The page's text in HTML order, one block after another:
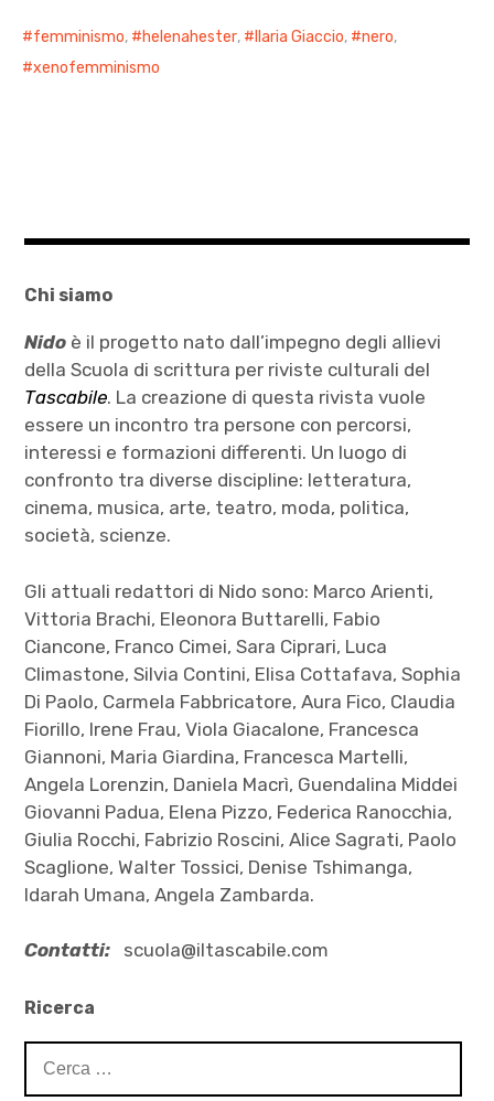
femminismo, helenahester, Ilaria Giaccio, nero,
xenofemminismo
Chi siamo
Nido è il progetto nato dall’impegno degli allievi
della Scuola di scrittura per riviste culturali del
Tascabile. La creazione di questa rivista vuole
essere un incontro tra persone con percorsi,
interessi e formazioni differenti. Un luogo di
confronto tra diverse discipline: letteratura,
cinema, musica, arte, teatro, moda, politica,
società, scienze.
Gli attuali redattori di Nido sono: Marco Arienti,
Vittoria Brachi, Eleonora Buttarelli, Fabio
Ciancone, Franco Cimei, Sara Ciprari, Luca
Climastone, Silvia Contini, Elisa Cottafava, Sophia
Di Paolo, Carmela Fabbricatore, Aura Fico, Claudia
Fiorillo, Irene Frau, Viola Giacalone, Francesca
Giannoni, Maria Giardina, Francesca Martelli,
Angela Lorenzin, Daniela Macrì, Guendalina Middei
Giovanni Padua, Elena Pizzo, Federica Ranocchia,
Giulia Rocchi, Fabrizio Roscini, Alice Sagrati, Paolo
Scaglione, Walter Tossici, Denise Tshimanga,
Idarah Umana, Angela Zambarda.
Contatti: scuola@iltascabile.com
Ricerca
per: